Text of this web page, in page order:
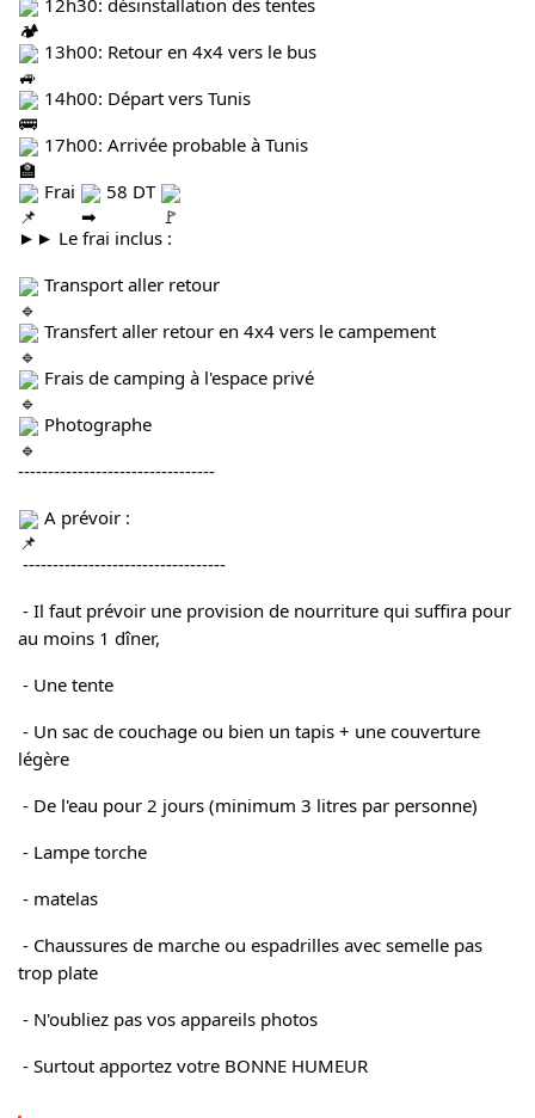
12h30: désinstallation des tentes
13h00: Retour en 4x4 vers le bus
14h00: Départ vers Tunis
17h00: Arrivée probable à Tunis
Frai
58 DT
►► Le frai inclus :
Transport aller retour
Transfert aller retour en 4x4 vers le campement
Frais de camping à l'espace privé
Photographe
---------------------------------
A prévoir :
----------------------------------
au moins 1 dîner,
- Une tente
légère
- De l'eau pour 2 jours (minimum 3 litres par personne)
- Lampe torche
- matelas
trop plate
- N'oubliez pas vos appareils photos
- Surtout apportez votre BONNE HUMEUR